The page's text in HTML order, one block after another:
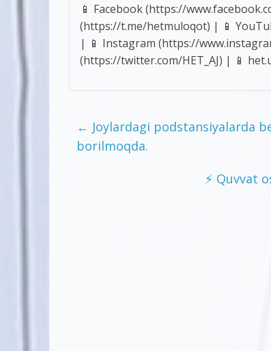
📱 Facebook (https://
(https://t.me/hetmuloqot) | 📱
| 📱 Instagram (https://
(https://twitter.com/HET_AJ) | 📱
← Joylardagi podstansiyalarda
borilmoqda.
⚡️ Quvvat